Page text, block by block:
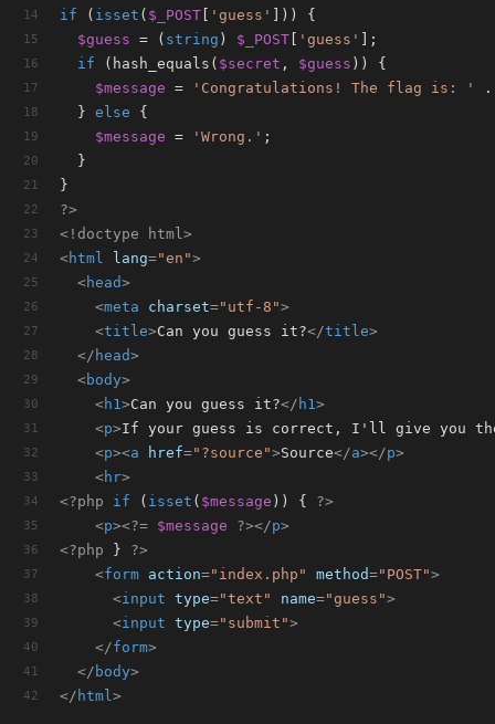
if ( isset ( $_POST [ 'guess' ])) {
$guess = ( string ) $_POST [ 'guess' ];
if (hash_equals( $secret , $guess )) {
$message = 'Congratulations! The flag is: '
.
  }
else {
$message = 'Wrong.' ;
  }
}
?>
<!doctype
html >
<html lang="en">
<head>
<meta charset="utf-8">
<title>Can you guess it?</title>
</ head>
<body>
<h1 >Can you guess it?</ h1 >
<p>If your guess is correct, I'll give you
<p><a href="?source">Source</a></p>
<hr>
<?php
if ( isset ( $message )) { ?>
<p><?= $message ?></p>
<?php } ?>
<form action="index.php" method="POST">
<input type="text" name="guess">
<input type="submit">
</form>
</ body>
</ html >